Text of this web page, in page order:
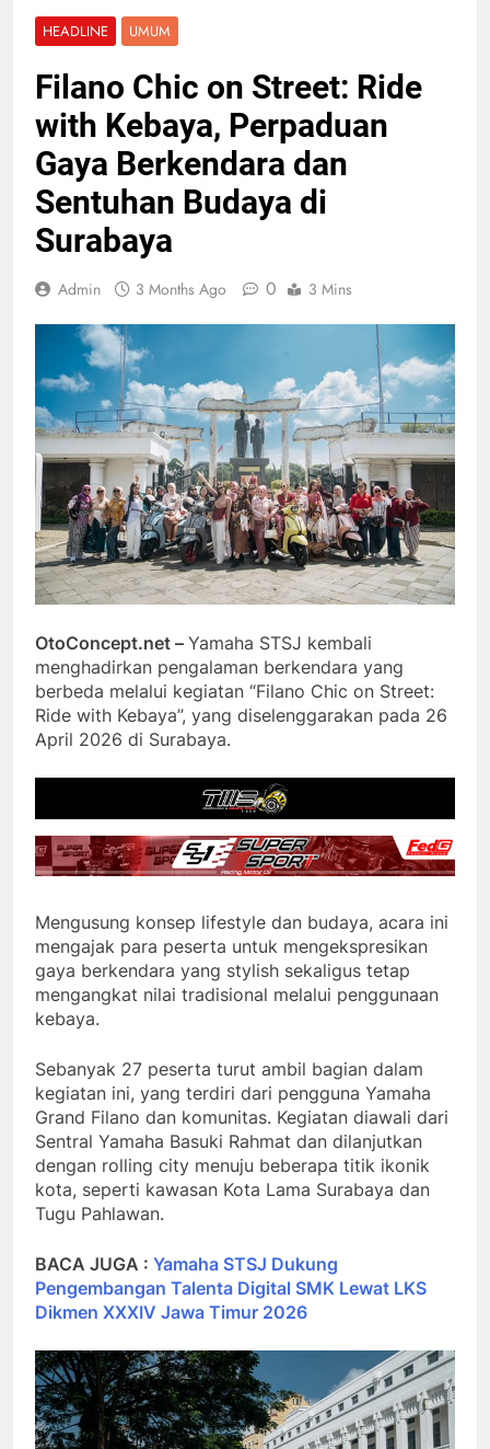
HEADLINE UMUM
Filano Chic on Street: Ride
with Kebaya, Perpaduan
Gaya Berkendara dan
Sentuhan Budaya di
Surabaya
Admin 3 Months Ago 0 3 Mins
OtoConcept.net – Yamaha STSJ kembali
menghadirkan pengalaman berkendara yang
berbeda melalui kegiatan “Filano Chic on Street:
Ride with Kebaya”, yang diselenggarakan pada 26
April 2026 di Surabaya.
Mengusung konsep lifestyle dan budaya, acara ini
mengajak para peserta untuk mengekspresikan
gaya berkendara yang stylish sekaligus tetap
mengangkat nilai tradisional melalui penggunaan
kebaya.
Sebanyak 27 peserta turut ambil bagian dalam
kegiatan ini, yang terdiri dari pengguna Yamaha
Grand Filano dan komunitas. Kegiatan diawali dari
Sentral Yamaha Basuki Rahmat dan dilanjutkan
dengan rolling city menuju beberapa titik ikonik
kota, seperti kawasan Kota Lama Surabaya dan
Tugu Pahlawan.
BACA JUGA : Yamaha STSJ Dukung
Pengembangan Talenta Digital SMK Lewat LKS
Dikmen XXXIV Jawa Timur 2026